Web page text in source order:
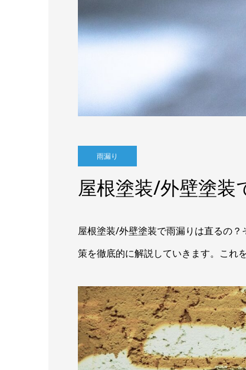
雨漏り
屋根塗装/外壁塗装
屋根塗装/外壁塗装で雨漏りは直るの
策を徹底的に解説していきます。これ